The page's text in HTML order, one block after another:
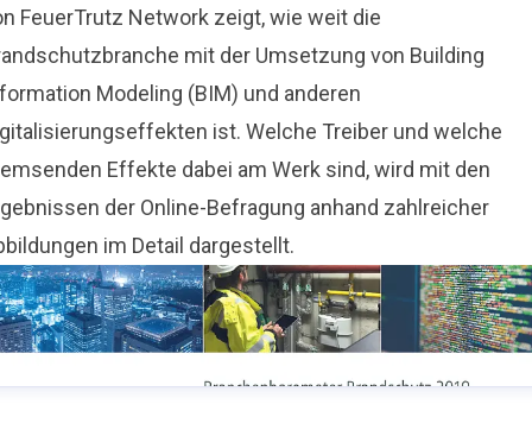
FeuerTrutz Network zeigt, wie weit die
mit der Umsetzung von Building
Modeling (BIM) und anderen
ist. Welche Treiber und welche
Effekte dabei am Werk sind, wird mit den
der Online-Befragung anhand zahlreicher
im Detail dargestellt.